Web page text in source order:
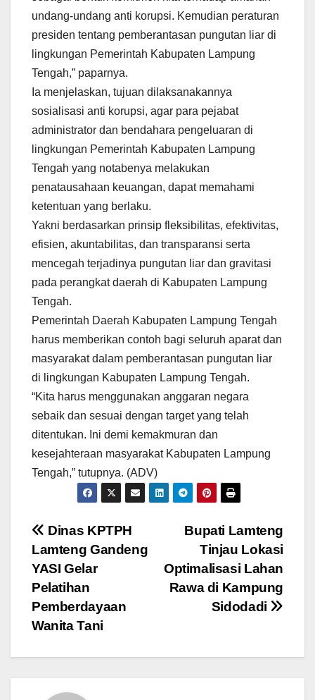
undang-undang anti korupsi. Kemudian peraturan
presiden tentang pemberantasan pungutan liar di
lingkungan Pemerintah Kabupaten Lampung
Tengah,” paparnya.
Ia menjelaskan, tujuan dilaksanakannya
sosialisasi anti korupsi, agar para pejabat
administrator dan bendahara pengeluaran di
lingkungan Pemerintah Kabupaten Lampung
Tengah yang notabenya melakukan
penatausahaan keuangan, dapat memahami
ketentuan yang berlaku.
Yakni berdasarkan prinsip fleksibilitas, efektivitas,
efisien, akuntabilitas, dan transparansi serta
mencegah terjadinya pungutan liar dan gravitasi
pada perangkat daerah di Kabupaten Lampung
Tengah.
Pemerintah Daerah Kabupaten Lampung Tengah
harus memberikan contoh bagi seluruh aparat dan
masyarakat dalam pemberantasan pungutan liar
di lingkungan Kabupaten Lampung Tengah.
“Kita harus menggunakan anggaran negara
sebaik dan sesuai dengan target yang telah
ditentukan. Ini demi kemakmuran dan
kesejahteraan masyarakat Kabupaten Lampung
Tengah,” tutupnya. (ADV)
Navigasi
pos
Bupati Lamteng
Tinjau Lokasi
Optimalisasi Lahan
Rawa di Kampung
Sidodadi
Dinas KPTPH
Lamteng Gandeng
YASI Gelar
Pelatihan
Pemberdayaan
Wanita Tani